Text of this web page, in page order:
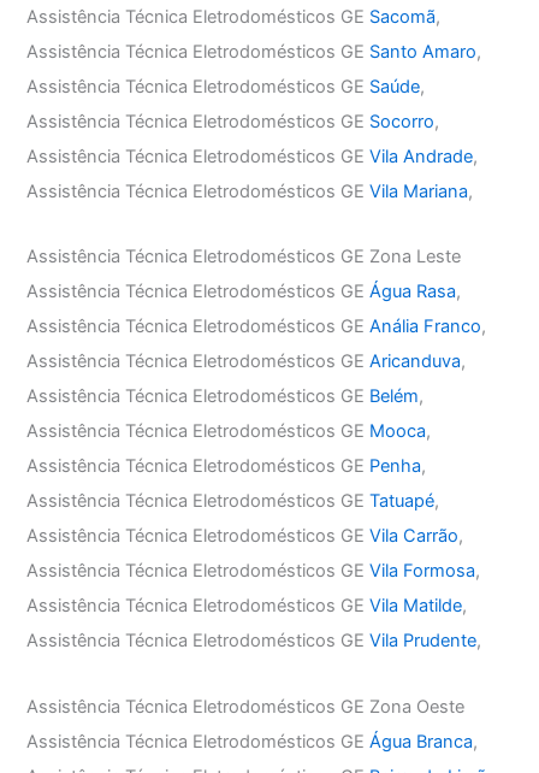
Assistência Técnica Eletrodomésticos GE Sacomã,
Assistência Técnica Eletrodomésticos GE Santo Amaro,
Assistência Técnica Eletrodomésticos GE Saúde,
Assistência Técnica Eletrodomésticos GE Socorro,
Assistência Técnica Eletrodomésticos GEVila Andrade,
Assistência Técnica Eletrodomésticos GEVila Mariana,
Assistência Técnica Eletrodomésticos GE Zona Leste
Assistência Técnica Eletrodomésticos GEÁgua Rasa,
Assistência Técnica Eletrodomésticos GEAnália Franco,
Assistência Técnica Eletrodomésticos GEAricanduva,
Assistência Técnica Eletrodomésticos GE Belém,
Assistência Técnica Eletrodomésticos GE Mooca,
Assistência Técnica Eletrodomésticos GE Penha,
Assistência Técnica Eletrodomésticos GETatuapé,
Assistência Técnica Eletrodomésticos GEVila Carrão,
Assistência Técnica Eletrodomésticos GEVila Formosa,
Assistência Técnica Eletrodomésticos GEVila Matilde,
Assistência Técnica Eletrodomésticos GEVila Prudente,
Assistência Técnica Eletrodomésticos GE Zona Oeste
Assistência Técnica Eletrodomésticos GEÁgua Branca,